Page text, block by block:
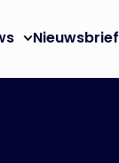
Nieuwsbrief